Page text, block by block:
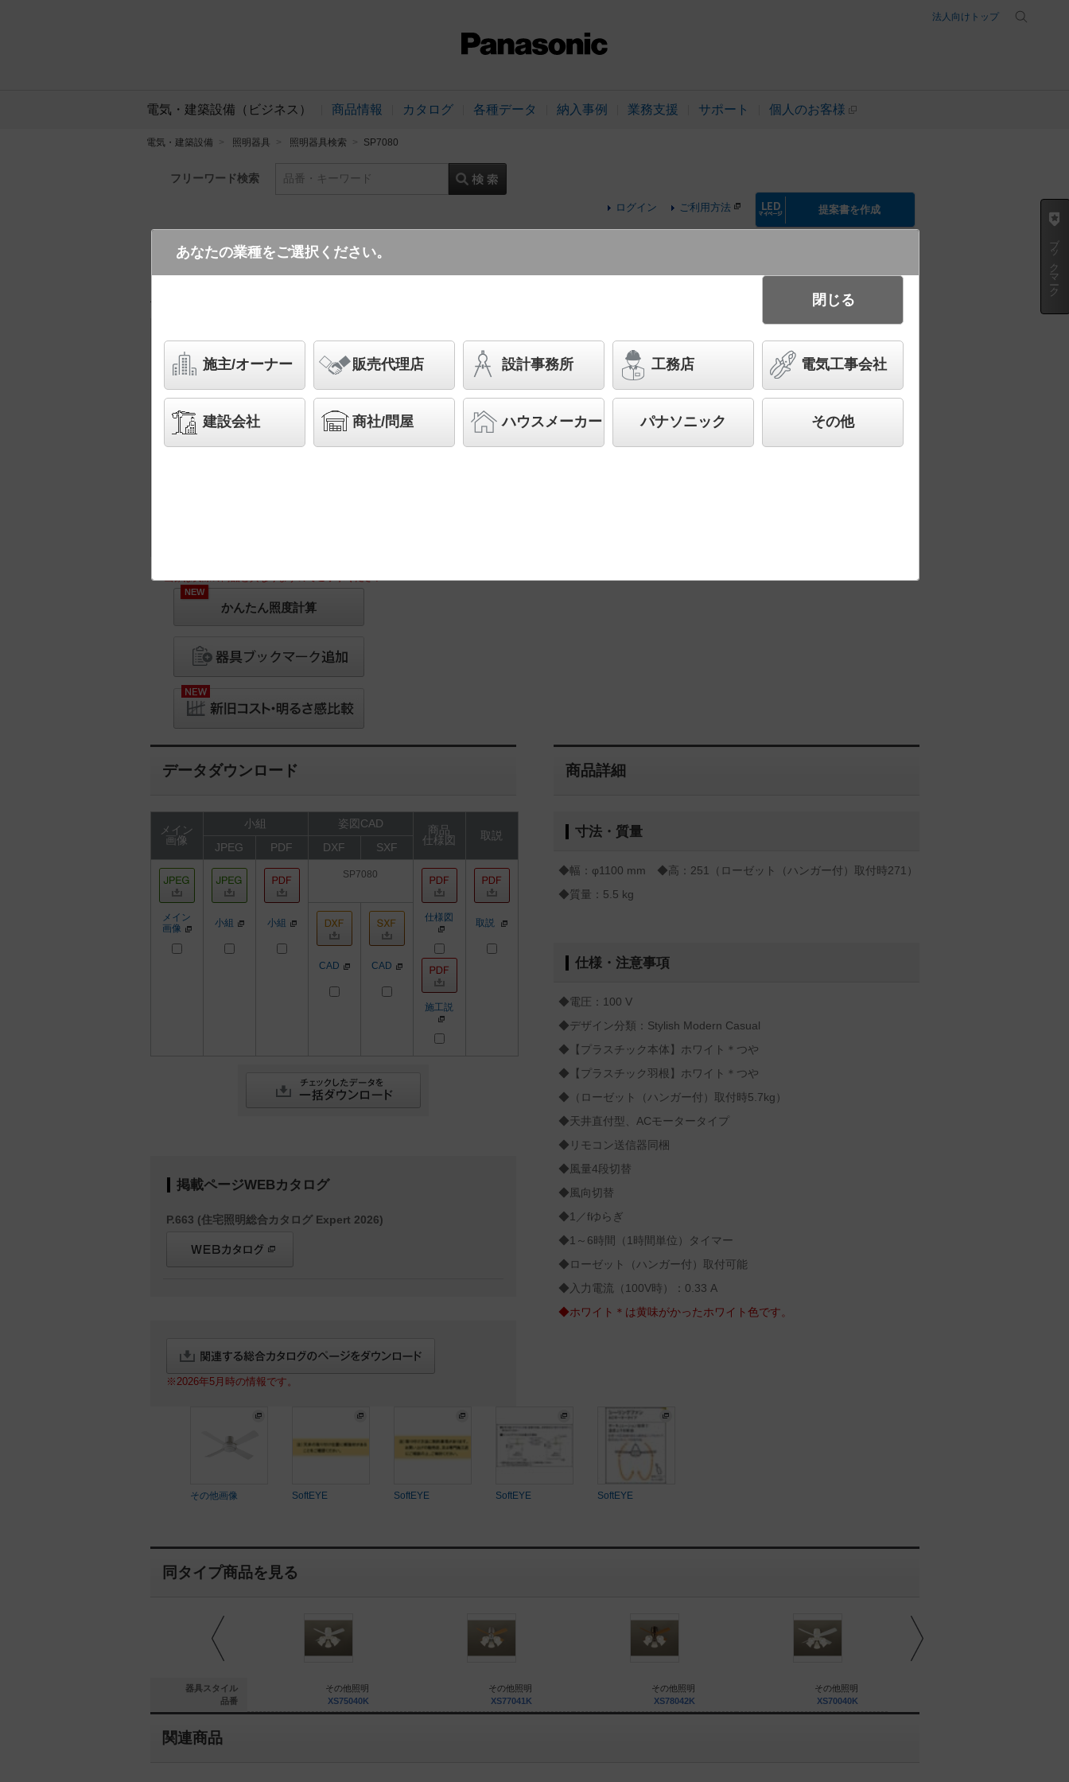
法人向けトップ
電気・建築設備（ビジネス） 商品情報 カタログ 各種データ 納入事例 業務支援 サポート 個人のお客様
電気・建築設備 照明器具 照明器具検索 SP7080
フリーワード検索 品番・キーワード
ログイン ご利用方法 提案書を作成
SP7080
※画像は実際の商品と異なりますのでご了承ください
NEW
かんたん照度計算
天井直付型 シーリングファン ACモータータイプ 風量4段切替・風向切替・
1/fゆらぎ・1～6時間（1時間単位）タイマー
◆工場在庫品
◆希望小売価格 66,000 円（税抜）
データダウンロード
メイン
画像
小組 姿図CAD
商品
仕様図
取説
JPEG
PDF DXF SXF
メイン
画像
小組 小組
SP7080
仕様図
施工説
取説
CAD CAD
掲載ページWEBカタログ
P.663 (住宅照明総合カタログ Expert 2026)
※2026年5月時の情報です。
商品詳細
寸法・質量
◆幅：φ1100 mm ◆高：251（ローゼット（ハンガー付）取付時271）
◆質量：5.5 kg
仕様・注意事項
◆電圧：100 V
◆デザイン分類：Stylish Modern Casual
◆【プラスチック本体】ホワイト＊つや
◆【プラスチック羽根】ホワイト＊つや
◆（ローゼット（ハンガー付）取付時5.7kg）
◆天井直付型、ACモータータイプ
◆リモコン送信器同梱
◆風量4段切替
◆風向切替
◆1／fゆらぎ
◆1～6時間（1時間単位）タイマー
◆ローゼット（ハンガー付）取付可能
◆入力電流（100V時）：0.33 A
◆ホワイト＊は黄味がかったホワイト色です。
その他画像 SoftEYE SoftEYE SoftEYE SoftEYE
同タイプ商品を見る
器具スタイル
品番
その他照明
その他照明
XS75040K
その他照明
XS77041K
その他照明
XS78042K
その他照明
XS70040K
関連商品
ブックマーク
あなたの業種をご選択ください。
施主/オーナー 販売代理店 設計事務所 工務店 電気工事会社
建設会社 商社/問屋 ハウスメーカー パナソニック その他
閉じる